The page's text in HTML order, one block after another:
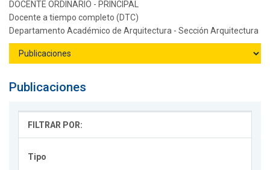
DOCENTE ORDINARIO - PRINCIPAL
Docente a tiempo completo (DTC)
Departamento Académico de Arquitectura - Sección Arquitectura
Publicaciones
FILTRAR POR:
Tipo